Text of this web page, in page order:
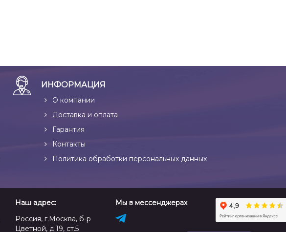
ИНФОРМАЦИЯ
О компании
Доставка и оплата
Гарантия
Контакты
Политика обработки персональных данных
Наш адрес:
Россия, г.Москва, б-р
Цветной, д.19, ст.5
Мы в мессенджерах